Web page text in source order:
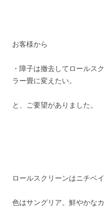
お客様から
・障子は撤去してロール
ラー畳に変えたい。
と、ご要望がありました。
ロールスクリーンはニチベ
色はサングリア。鮮やかな